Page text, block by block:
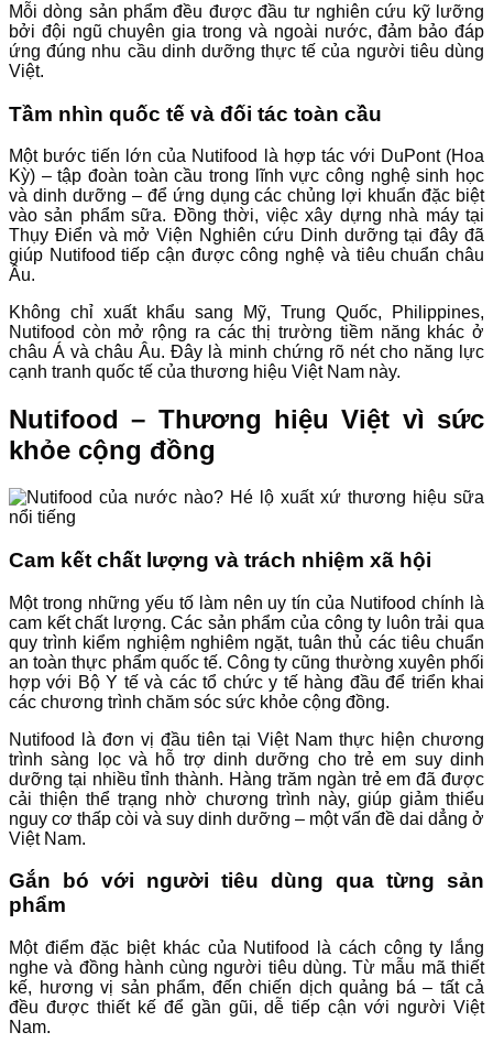
Mỗi dòng sản phẩm đều được đầu tư nghiên cứu kỹ lưỡng
bởi đội ngũ chuyên gia trong và ngoài nước, đảm bảo đáp
ứng đúng nhu cầu dinh dưỡng thực tế của người tiêu dùng
Việt.
Tầm nhìn quốc tế và đối tác toàn cầu
Một bước tiến lớn của Nutifood là hợp tác với DuPont (Hoa
Kỳ) – tập đoàn toàn cầu trong lĩnh vực công nghệ sinh học
và dinh dưỡng – để ứng dụng các chủng lợi khuẩn đặc biệt
vào sản phẩm sữa. Đồng thời, việc xây dựng nhà máy tại
Thụy Điển và mở Viện Nghiên cứu Dinh dưỡng tại đây đã
giúp Nutifood tiếp cận được công nghệ và tiêu chuẩn châu
Âu.
Không chỉ xuất khẩu sang Mỹ, Trung Quốc, Philippines,
Nutifood còn mở rộng ra các thị trường tiềm năng khác ở
châu Á và châu Âu. Đây là minh chứng rõ nét cho năng lực
cạnh tranh quốc tế của thương hiệu Việt Nam này.
Nutifood – Thương hiệu Việt vì sức
khỏe cộng đồng
Cam kết chất lượng và trách nhiệm xã hội
Một trong những yếu tố làm nên uy tín của Nutifood chính là
cam kết chất lượng. Các sản phẩm của công ty luôn trải qua
quy trình kiểm nghiệm nghiêm ngặt, tuân thủ các tiêu chuẩn
an toàn thực phẩm quốc tế. Công ty cũng thường xuyên phối
hợp với Bộ Y tế và các tổ chức y tế hàng đầu để triển khai
các chương trình chăm sóc sức khỏe cộng đồng.
Nutifood là đơn vị đầu tiên tại Việt Nam thực hiện chương
trình sàng lọc và hỗ trợ dinh dưỡng cho trẻ em suy dinh
dưỡng tại nhiều tỉnh thành. Hàng trăm ngàn trẻ em đã được
cải thiện thể trạng nhờ chương trình này, giúp giảm thiểu
nguy cơ thấp còi và suy dinh dưỡng – một vấn đề dai dẳng ở
Việt Nam.
Gắn bó với người tiêu dùng qua từng sản
phẩm
Một điểm đặc biệt khác của Nutifood là cách công ty lắng
nghe và đồng hành cùng người tiêu dùng. Từ mẫu mã thiết
kế, hương vị sản phẩm, đến chiến dịch quảng bá – tất cả
đều được thiết kế để gần gũi, dễ tiếp cận với người Việt
Nam.